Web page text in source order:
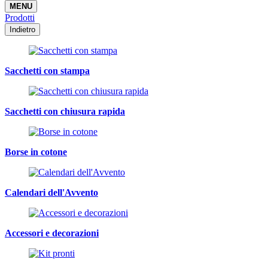
MENU
Prodotti
Indietro
Sacchetti con stampa
Sacchetti con chiusura rapida
Borse in cotone
Calendari dell'Avvento
Accessori e decorazioni